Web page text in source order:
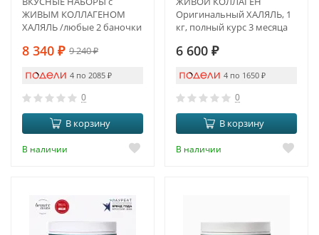
ЖИВЫМ КОЛЛАГЕНОМ
ХАЛЯЛЬ /любые 2 баночки
8 340 ₽ 9 240₽
4 по 2085 ₽
0
В корзину
В наличии
Оригинальный ХАЛЯЛЬ, 1
кг, полный курс 3 месяца
6 600 ₽
4 по 1650 ₽
0
В корзину
В наличии